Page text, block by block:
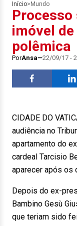
Início> Mundo
imóvel
polêmica
PorAnsa 22/09/17 -
CIDADE DO
audiência no
apartamento do
cardeal Tarcisio
aparecer após
Depois do ex-
Bambino Gesù
que teriam sido